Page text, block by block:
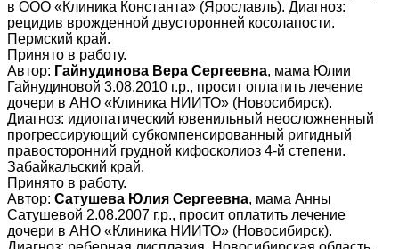
в ООО «Клиника Константа» (Ярославль). Диагноз:
рецидив врожденной двусторонней косолапости.
Пермский край.
Принято в работу.
Автор: Гайнудинова Вера Сергеевна, мама Юлии
Гайнудиновой 3.08.2010 г.р., просит оплатить лечение
дочери в АНО «Клиника НИИТО» (Новосибирск).
Диагноз: идиопатический ювенильный неосложненный
прогрессирующий субкомпенсированный ригидный
правосторонний грудной кифосколиоз 4-й степени.
Забайкальский край.
Принято в работу.
Автор: Сатушева Юлия Сергеевна, мама Анны
Сатушевой 2.08.2007 г.р., просит оплатить лечение
дочери в АНО «Клиника НИИТО» (Новосибирск).